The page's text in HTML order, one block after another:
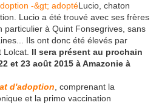
Lucio, chaton
Lucio a été trouvé avec ses frères
à Quint Fonsegrives, sans
Ils ont donc été élevés par
Il sera présent au prochain
et 23 août 2015 à Amazonie à
d'adoption , comprenant la
et la primo vaccination